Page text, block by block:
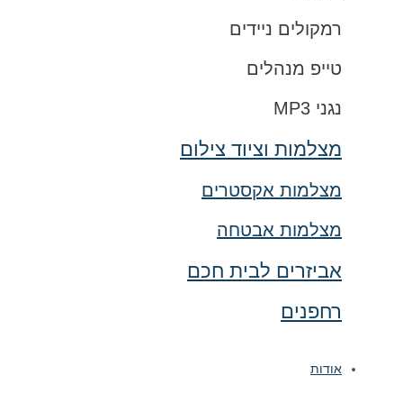
רמקולים ניידים
טייפ מנהלים
נגני MP3
מצלמות וציוד צילום
מצלמות אקסטרים
מצלמות אבטחה
אביזרים לבית חכם
רחפנים
אודות